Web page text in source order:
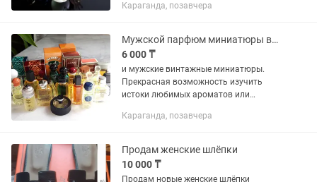
Poison Christian Dior esprit de parfum
Караганда, позавчера
Мужской парфюм миниатюры винтаж
6 000 ₸
и мужские винтажные миниатюры.
Прекрасная возможность изучить
истоки любимых ароматов или
Hermes Equipage EDT от 10мл 7000
Amazone...
Караганда, позавчера
Продам женские шлёпки
10 000 ₸
Продам новые женские шлёпки